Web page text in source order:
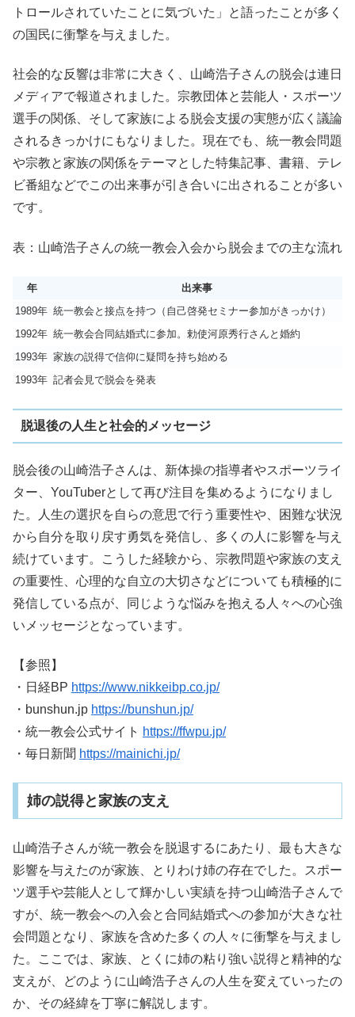
トロールされていたことに気づいた」と語ったことが多く
の国民に衝撃を与えました。
社会的な反響は非常に大きく、山崎浩子さんの脱会は連日
メディアで報道されました。宗教団体と芸能人・スポーツ
選手の関係、そして家族による脱会支援の実態が広く議論
されるきっかけにもなりました。現在でも、統一教会問題
や宗教と家族の関係をテーマとした特集記事、書籍、テレ
ビ番組などでこの出来事が引き合いに出されることが多い
です。
表：山崎浩子さんの統一教会入会から脱会までの主な流れ
年
出来事
1989年 統一教会と接点を持つ（自己啓発セミナー参加がきっかけ）
1992年 統一教会合同結婚式に参加。勅使河原秀行さんと婚約
1993年 家族の説得で信仰に疑問を持ち始める
1993年 記者会見で脱会を発表
脱退後の人生と社会的メッセージ
脱会後の山崎浩子さんは、新体操の指導者やスポーツライ
ター、YouTuberとして再び注目を集めるようになりまし
た。人生の選択を自らの意思で行う重要性や、困難な状況
から自分を取り戻す勇気を発信し、多くの人に影響を与え
続けています。こうした経験から、宗教問題や家族の支え
の重要性、心理的な自立の大切さなどについても積極的に
発信している点が、同じような悩みを抱える人々への心強
いメッセージとなっています。
【参照】
・日経BP https://www.nikkeibp.co.jp/
・bunshun.jp https://bunshun.jp/
・統一教会公式サイト https://ffwpu.jp/
・毎日新聞 https://mainichi.jp/
姉の説得と家族の支え
山崎浩子さんが統一教会を脱退するにあたり、最も大きな
影響を与えたのが家族、とりわけ姉の存在でした。スポー
ツ選手や芸能人として輝かしい実績を持つ山崎浩子さんで
すが、統一教会への入会と合同結婚式への参加が大きな社
会問題となり、家族を含めた多くの人々に衝撃を与えまし
た。ここでは、家族、とくに姉の粘り強い説得と精神的な
支えが、どのように山崎浩子さんの人生を変えていったの
か、その経緯を丁寧に解説します。